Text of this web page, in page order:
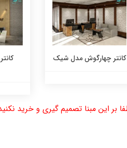
کانتر چهارگوش مدل شیک
بر این مبنا تصمیم گیری و خرید